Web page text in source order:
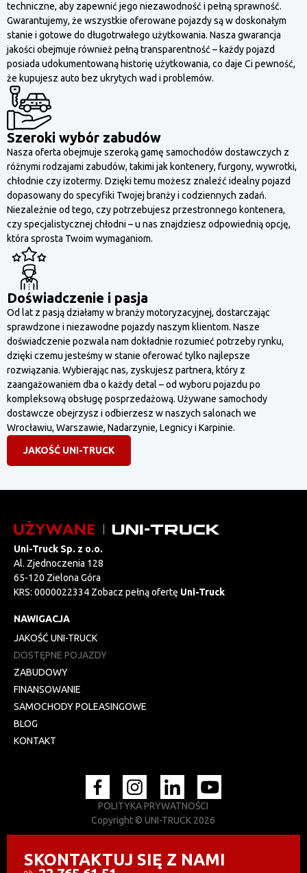
techniczne, aby zapewnić jego niezawodność i pełną sprawność.
Gwarantujemy, że wszystkie oferowane pojazdy są w doskonałym
stanie i gotowe do długotrwałego użytkowania. Nasza gwarancja
jakości obejmuje również pełną transparentność – każdy pojazd
posiada udokumentowaną historię użytkowania, co daje Ci pewność,
że kupujesz auto bez ukrytych wad i problemów.
Szeroki wybór zabudów
Nasza oferta obejmuje szeroką gamę samochodów dostawczych z
różnymi rodzajami zabudów, takimi jak kontenery, furgony, wywrotki,
chłodnie czy izotermy. Dzięki temu możesz znaleźć idealny pojazd
dopasowany do specyfiki Twojej branży i codziennych zadań.
Niezależnie od tego, czy potrzebujesz przestronnego kontenera,
czy specjalistycznej chłodni – u nas znajdziesz odpowiednią opcję,
która sprosta Twoim wymaganiom.
Doświadczenie i pasja
Od lat z pasją działamy w branży motoryzacyjnej, dostarczając
sprawdzone i niezawodne pojazdy naszym klientom. Nasze
doświadczenie pozwala nam dokładnie rozumieć potrzeby rynku,
dzięki czemu jesteśmy w stanie oferować tylko najlepsze
rozwiązania. Wybierając nas, zyskujesz partnera, który z
zaangażowaniem dba o każdy detal – od wyboru pojazdu po
kompleksową obsługę posprzedażową. Używane samochody
dostawcze obejrzysz i odbierzesz w naszych salonach we
Wrocławiu, Warszawie, Nadarzynie, Legnicy i Karpinie.
JAKOŚĆ UNI-TRUCK
Uni-Truck Sp. z o.o.
Al. Zjednoczenia 128
65-120 Zielona Góra
KRS: 0000022334 Zobacz pełną ofertę Uni-Truck
NAWIGACJA
JAKOŚĆ UNI-TRUCK
DOSTĘPNE POJAZDY
ZABUDOWY
FINANSOWANIE
SAMOCHODY POLEASINGOWE
BLOG
KONTAKT
SKONTAKTUJ SIĘ Z NAMI
POLITYKA PRYWATNOŚCI
Copyright © UNI-TRUCK 2026